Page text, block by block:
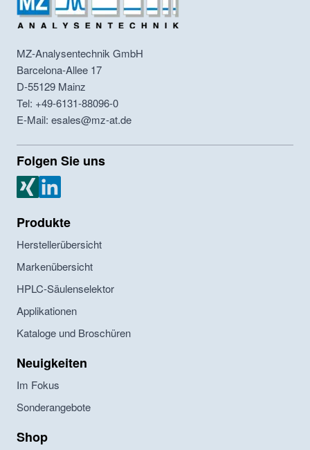
MZ-Analysentechnik GmbH
Barcelona-Allee 17
D-55129 Mainz
Tel: +49-6131-88096-0
E-Mail: esales@mz-at.de
Folgen Sie uns
MZ Analysentechnik Xing
MZ Analysentechnik LinkedIn
Produkte
Herstellerübersicht
Markenübersicht
HPLC-Säulenselektor
Applikationen
Kataloge und Broschüren
Neuigkeiten
Im Fokus
Sonderangebote
Shop